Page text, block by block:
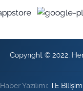
Copyright © 2022. Her
Haber Yazılımı: TE Bilişim